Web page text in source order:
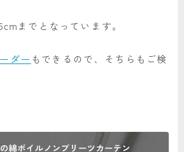
までとなっています。
ダー もできるので、そちらもご検